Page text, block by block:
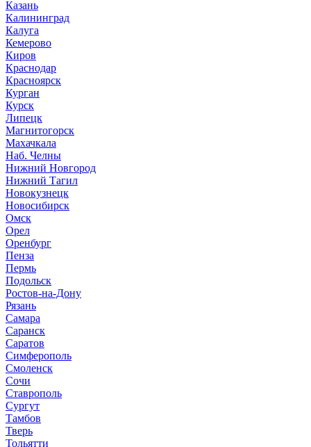
Казань
Калининград
Калуга
Кемерово
Киров
Краснодар
Красноярск
Курган
Курск
Липецк
Магнитогорск
Махачкала
Наб. Челны
Нижний Новгород
Нижний Тагил
Новокузнецк
Новосибирск
Омск
Орел
Оренбург
Пенза
Пермь
Подольск
Ростов-на-Дону
Рязань
Самара
Саранск
Саратов
Симферополь
Смоленск
Сочи
Ставрополь
Сургут
Тамбов
Тверь
Тольятти